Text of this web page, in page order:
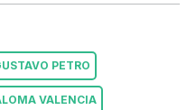
PETRO
VALENCIA